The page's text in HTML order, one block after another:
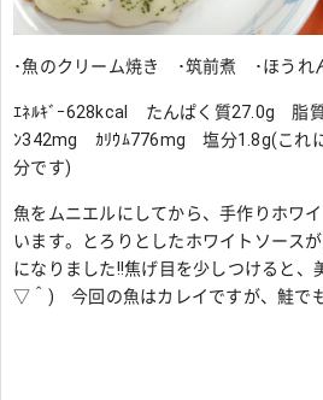
･魚のクリーム焼き ･筑前煮 ･ほうれ
ｴﾈﾙｷﾞｰ628kcal たんぱく質27.0g 脂
ﾝ342mg ｶﾘｳﾑ776mg 塩分1.8g(これ
分です)
魚をムニエルにしてから、手作りホワ
います。とろりとしたホワイトソース
になりました!!焦げ目を少しつけると、
▽＾) 今回の魚はカレイですが、鮭で